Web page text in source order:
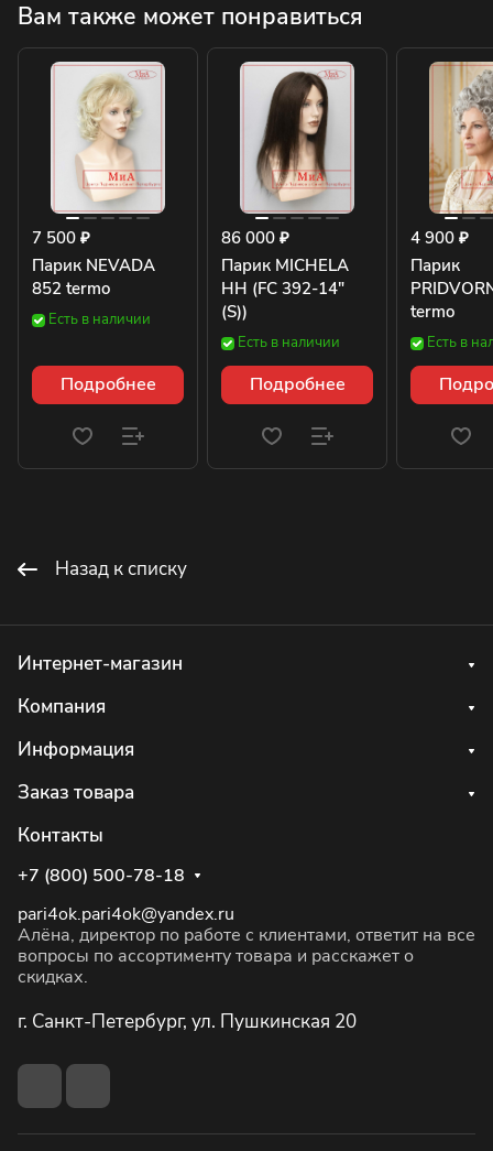
Вам также может понравиться
7 500 ₽
Парик NEVADA
852 termo
Есть в наличии
Подробнее
86 000 ₽
Парик MICHELA
HH (FC 392-14"
(S))
Есть в наличии
Подробнее
4 900 ₽
Парик
termo
Есть в
Назад к списку
Интернет-магазин
Компания
Информация
Заказ товара
Контакты
+7 (800) 500-78-18
pari4ok.pari4ok@yandex.ru
Алёна, директор по работе с клиентами, ответит на все
вопросы по ассортименту товара и расскажет о
скидках.
г. Санкт-Петербург, ул. Пушкинская 20